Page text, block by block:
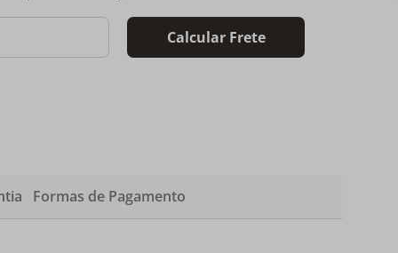
Calcular Frete
Formas de Pagamento